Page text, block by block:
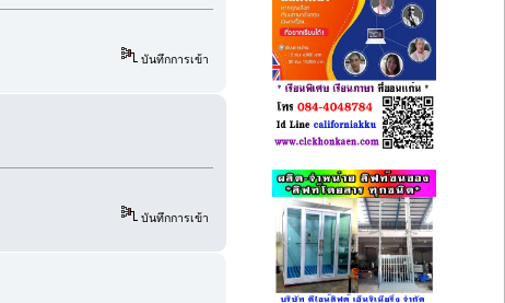
บันทึกการเข้า
บันทึกการเข้า